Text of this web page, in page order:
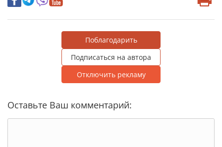
Поблагодарить
Подписаться на автора
Отключить рекламу
Оставьте Ваш комментарий: